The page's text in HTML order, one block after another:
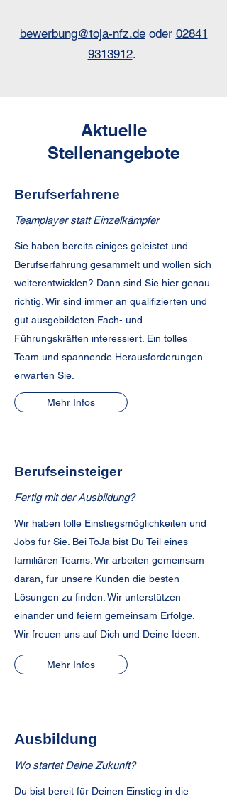
bewerbung@toja-nfz.deoder 02841
9313912.
Aktuelle
Stellenangebote
Berufserfahrene
Teamplayer statt Einzelkämpfer
Sie haben bereits einiges geleistet und
Berufserfahrung gesammelt und wollen sich
weiterentwicklen? Dann sind Sie hier genau
richtig. Wir sind immer an qualifizierten und
gut ausgebildeten Fach- und
Führungskräften interessiert. Ein tolles
Team und spannende Herausforderungen
erwarten Sie.
Mehr Infos
Berufseinsteiger
Fertig mit der Ausbildung?
Wir haben tolle Einstiegsmöglichkeiten und
Jobs für Sie. Bei ToJa bist Du Teil eines
familiären Teams. Wir arbeiten gemeinsam
daran, für unsere Kunden die besten
Lösungen zu finden. Wir unterstützen
einander und feiern gemeinsam Erfolge.
Wir freuen uns auf Dich und Deine Ideen.
Mehr Infos
Ausbildung
Wo startet Deine Zukunft?
Du bist bereit für Deinen Einstieg in die